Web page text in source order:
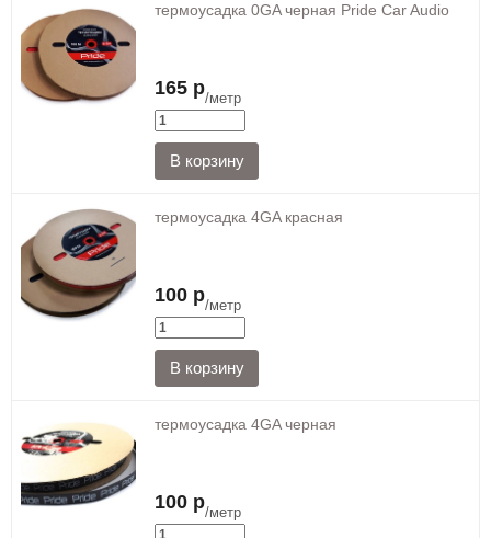
термоусадка 0GA черная Pride Car Audio
165 р/метр
термоусадка 4GA красная
100 р/метр
термоусадка 4GA черная
100 р/метр